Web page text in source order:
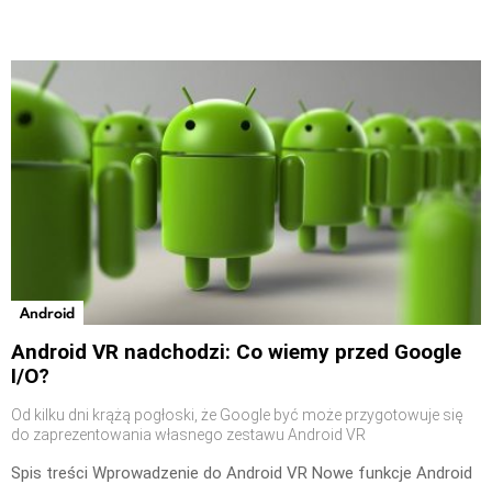
Android
Android VR nadchodzi: Co wiemy przed Google
I/O?
Od kilku dni krążą pogłoski, że Google być może przygotowuje się
do zaprezentowania własnego zestawu Android VR
Spis treści Wprowadzenie do Android VR Nowe funkcje Android